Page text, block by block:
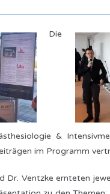
Die
&
im Programm
Dr. Ventzke ernteten